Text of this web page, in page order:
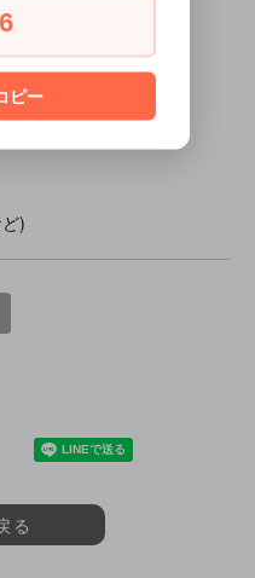
～500円です。
)
る
ピー